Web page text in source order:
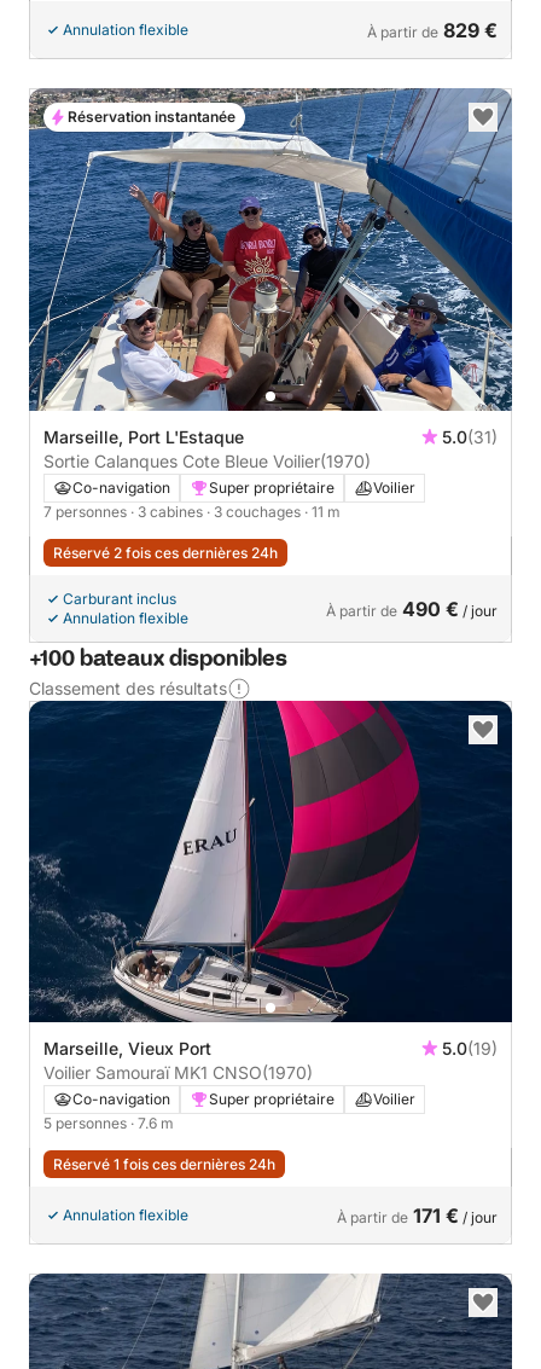
Annulation flexible À partir de 829 €
Marseille, Port L'Estaque 5.0(31)
Sortie Calanques Cote Bleue Voilier(1970)
Co-navigation Super propriétaire
Voilier
7 personnes · 3 cabines · 3 couchages · 11 m
Réservé 2 fois ces dernières 24h
Carburant inclus
Annulation flexible
À partir de 490 € / jour
Réservation instantanée
+100 bateaux disponibles
Classement des résultats
Marseille, Vieux Port 5.0(19)
Voilier Samouraï MK1 CNSO(1970)
Co-navigation Super propriétaire
Voilier
5 personnes · 7.6 m
Réservé 1 fois ces dernières 24h
Annulation flexible À partir de 171 € / jour